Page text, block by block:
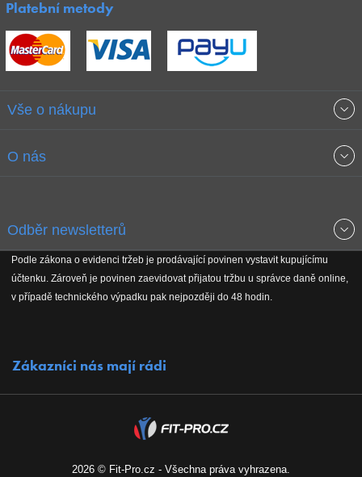
Platební metody
Vše o nákupu
Obchodní podmínky
Reklamační řád
O nás
Koho podporujeme
Odběr newsletterů
Získejte přehled o novinkách, slevách, akčním zboží a upozornění
na nové články v magazínu!
Podle zákona o evidenci tržeb je prodávající povinen vystavit kupujícímu
účtenku. Zároveň je povinen zaevidovat přijatou tržbu u správce daně online,
v případě technického výpadku pak nejpozději do 48 hodin.
Zákazníci nás mají rádi
2026 © Fit-Pro.cz - Všechna práva vyhrazena.